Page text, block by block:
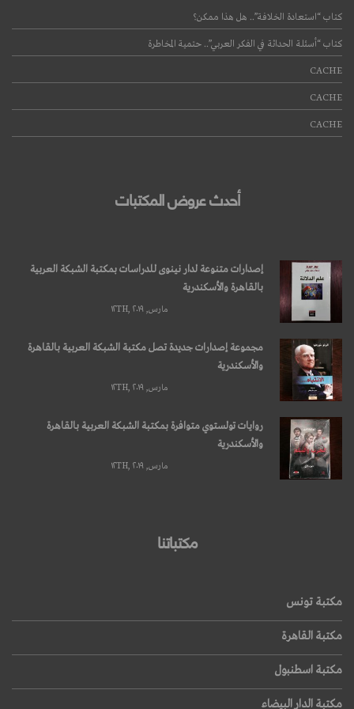
كتاب “استعادة الخلافة”.. هل هذا ممكن؟
كتاب “أسئلة الحداثة في الفكر العربي”.. حتمية المخاطرة
CACHE
CACHE
CACHE
أحدث عروض المكتبات
إصدارات متنوعة لدار نينوى للدراسات بمكتبة الشبكة العربية
بالقاهرة والأسكندرية
مارس, ۱۲TH, ۲۰۱۹
مجموعة إصدارات جديدة تصل مكتبة الشبكة العربية بالقاهرة
والأسكندرية
مارس, ۱۲TH, ۲۰۱۹
روايات تولستوي متوافرة بمكتبة الشبكة العربية بالقاهرة
والأسكندرية
مارس, ۱۲TH, ۲۰۱۹
مكتباتنا
مكتبة تونس
مكتبة القاهرة
مكتبة اسطنبول
مكتبة الدار البيضاء